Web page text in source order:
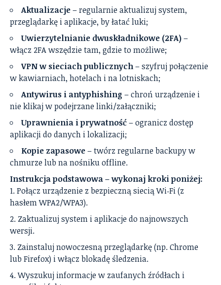
Aktualizacje– regularnie aktualizuj system,
przeglądarkę i aplikacje, by łatać luki;
Uwierzytelnianie dwuskładnikowe (2FA)–
włącz 2FA wszędzie tam, gdzie to możliwe;
VPN w sieciach publicznych– szyfruj połączenie
w kawiarniach, hotelach i na lotniskach;
Antywirus i antyphishing – chroń urządzenie i
nie klikaj w podejrzane linki/załączniki;
Uprawnienia i prywatność– ogranicz dostęp
aplikacji do danych i lokalizacji;
Kopie zapasowe– twórz regularne backupy w
chmurze lub na nośniku offline.
Instrukcja podstawowa – wykonaj kroki poniżej:
Połącz urządzenie z bezpieczną siecią Wi‑Fi (z
hasłem WPA2/WPA3).
Zaktualizuj system i aplikacje do najnowszych
wersji.
Zainstaluj nowoczesną przeglądarkę (np. Chrome
lub Firefox) i włącz blokadę śledzenia.
Wyszukuj informacje w zaufanych źródłach i